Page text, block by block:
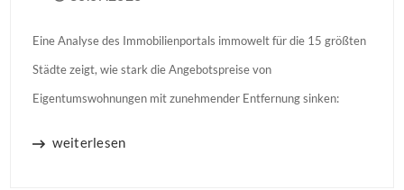
Eine Analyse des Immobilienportals immowelt für die 15 größten
Städte zeigt, wie stark die Angebotspreise von
Eigentumswohnungen mit zunehmender Entfernung sinken:
weiterlesen